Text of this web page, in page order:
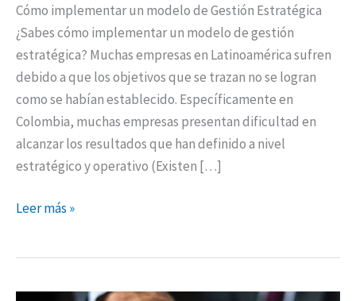
Cómo implementar un modelo de Gestión Estratégica
¿Sabes cómo implementar un modelo de gestión
estratégica? Muchas empresas en Latinoamérica sufren
debido a que los objetivos que se trazan no se logran
como se habían establecido. Específicamente en
Colombia, muchas empresas presentan dificultad en
alcanzar los resultados que han definido a nivel
estratégico y operativo (Existen […]
Leer más »